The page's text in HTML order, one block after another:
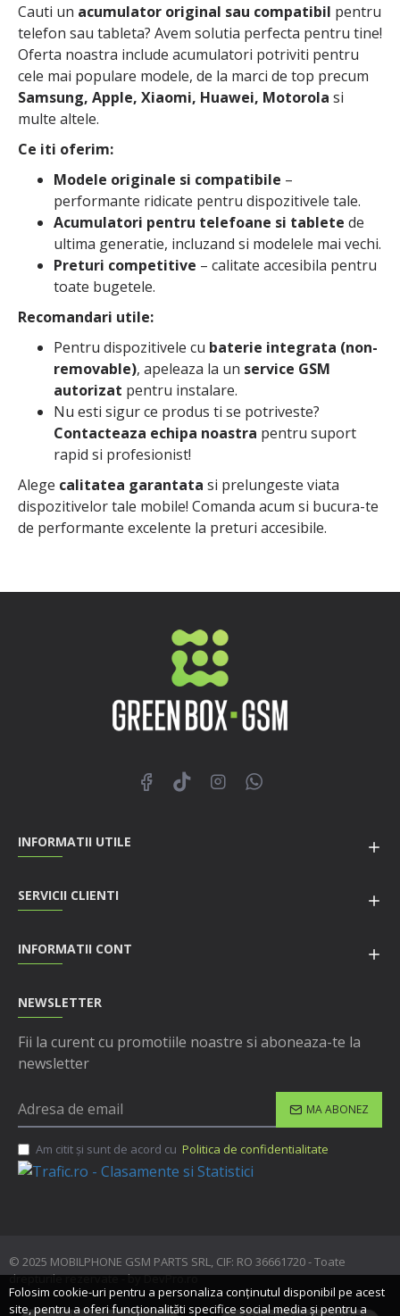
Cauti un acumulator original sau compatibil pentru
telefon sau tableta? Avem solutia perfecta pentru tine!
Oferta noastra include acumulatori potriviti pentru
cele mai populare modele, de la marci de top precum
Samsung, Apple, Xiaomi, Huawei, Motorola si
multe altele.
Ce iti oferim:
Modele originale si compatibile –
performante ridicate pentru dispozitivele tale.
Acumulatori pentru telefoane si tablete de
ultima generatie, incluzand si modelele mai vechi.
Preturi competitive – calitate accesibila pentru
toate bugetele.
Recomandari utile:
Pentru dispozitivele cu baterie integrata (non-
removable), apeleaza la un service GSM
autorizat pentru instalare.
Nu esti sigur ce produs ti se potriveste?
Contacteaza echipa noastra pentru suport
rapid si profesionist!
Alege calitatea garantata si prelungeste viata
dispozitivelor tale mobile! Comanda acum si bucura-te
de performante excelente la preturi accesibile.
INFORMATII UTILE
SERVICII CLIENTI
INFORMATII CONT
NEWSLETTER
Fii la curent cu promotiile noastre si aboneaza-te la
newsletter
MA ABONEZ
Am citit şi sunt de acord cu Politica de confidentialitate
© 2025 MOBILPHONE GSM PARTS SRL, CIF: RO 36661720 - Toate
drepturile rezervate - by DevPro.ro
Folosim cookie-uri pentru a personaliza conținutul disponibil pe acest
site, pentru a oferi funcționalităti specifice social media și pentru a